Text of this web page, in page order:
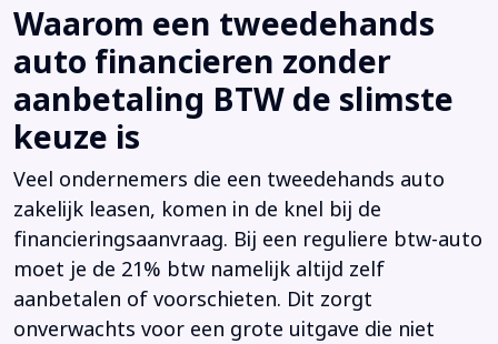
Waarom een tweedehands
auto financieren zonder
aanbetaling BTW de slimste
keuze is
Veel ondernemers die een tweedehands auto
zakelijk leasen, komen in de knel bij de
financieringsaanvraag. Bij een reguliere btw-auto
moet je de 21% btw namelijk altijd zelf
aanbetalen of voorschieten. Dit zorgt
onverwachts voor een grote uitgave die niet